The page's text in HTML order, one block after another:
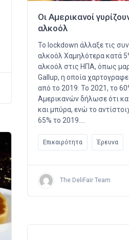
Οι Αμερικανοί
αλκοόλ
To lockdown άλλαξε τις
αλκοόλ Χαμηλότερα κατά
αλκοόλ στις ΗΠΑ, όπως
Gallup, η οποία
από το 2019. Το 2021, το
Αμερικανών δήλωσε ότι
και μπύρα, ενώ το
65% το 2019….
Επικαιρότητα Έρευνα
The DeliFair Team